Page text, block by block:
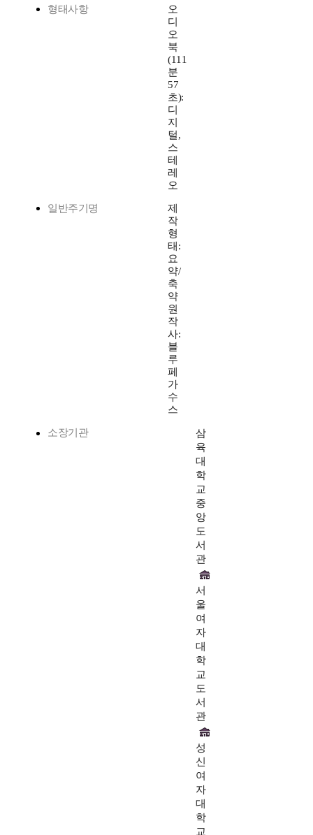
형태사항
오
디
오
북
(111
분
57
초):
디
지
털,
스
테
레
오
일반주기명
제
작
형
태:
요
약/
축
약
원
작
사:
블
루
페
가
수
스
소장기관
삼
육
대
학
교
중
앙
도
서
관
서
울
여
자
대
학
교
도
서
관
성
신
여
자
대
학
교